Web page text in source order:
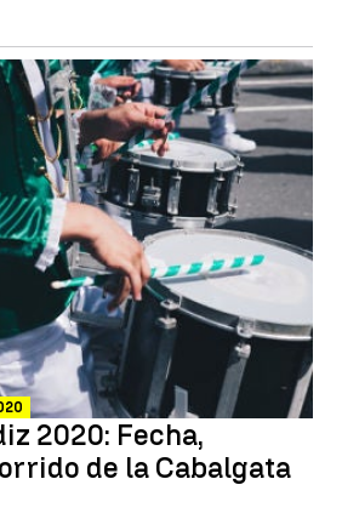
2020: Fecha,
de la Cabalgata